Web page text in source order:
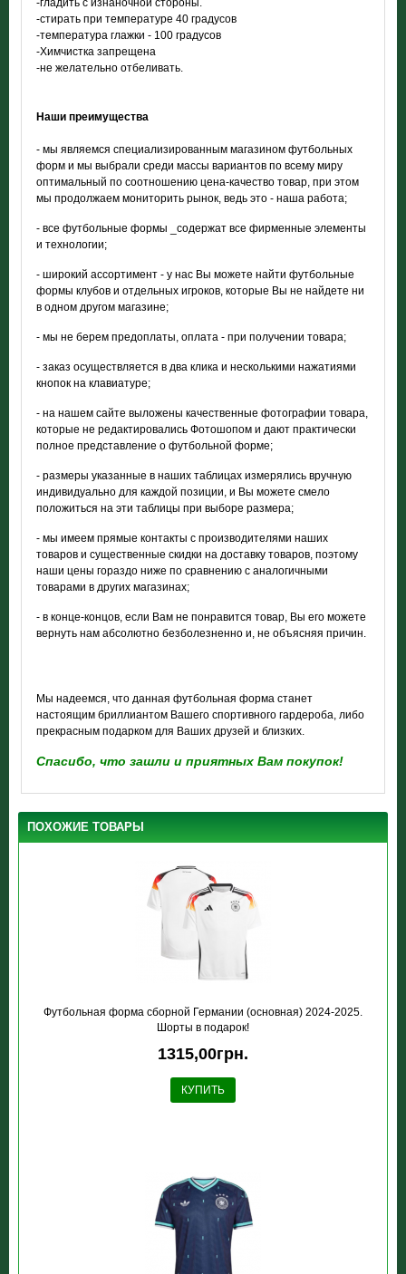
-гладить с изнаночной стороны.
-стирать при температуре 40 градусов
-температура глажки - 100 градусов
-Химчистка запрещена
-не желательно отбеливать.
Наши преимущества
- мы являемся специализированным магазином футбольных
форм и мы выбрали среди массы вариантов по всему миру
оптимальный по соотношению цена-качество товар, при этом
мы продолжаем мониторить рынок, ведь это - наша работа;
- все футбольные формы _содержат все фирменные элементы
и технологии;
- широкий ассортимент - у нас Вы можете найти футбольные
формы клубов и отдельных игроков, которые Вы не найдете ни
в одном другом магазине;
- мы не берем предоплаты, оплата - при получении товара;
- заказ осуществляется в два клика и несколькими нажатиями
кнопок на клавиатуре;
- на нашем сайте выложены качественные фотографии товара,
которые не редактировались Фотошопом и дают практически
полное представление о футбольной форме;
- размеры указанные в наших таблицах измерялись вручную
индивидуально для каждой позиции, и Вы можете смело
положиться на эти таблицы при выборе размера;
- мы имеем прямые контакты с производителями наших
товаров и существенные скидки на доставку товаров, поэтому
наши цены гораздо ниже по сравнению с аналогичными
товарами в других магазинах;
- в конце-концов, если Вам не понравится товар, Вы его можете
вернуть нам абсолютно безболезненно и, не объясняя причин.
Мы надеемся, что данная футбольная форма станет
настоящим бриллиантом Вашего спортивного гардероба, либо
прекрасным подарком для Ваших друзей и близких.
Спасибо, что зашли и приятных Вам покупок!
ПОХОЖИЕ ТОВАРЫ
Футбольная форма сборной Германии (основная) 2024-2025.
Шорты в подарок!
1315,00грн.
КУПИТЬ